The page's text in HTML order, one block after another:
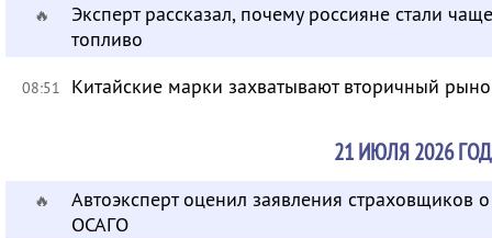
🔥
Эксперт рассказал, почему россияне стали
топливо
08:51 Китайские марки захватывают вторичный
21 ИЮЛЯ 2026
🔥
Автоэксперт оценил заявления страховщиков
ОСАГО